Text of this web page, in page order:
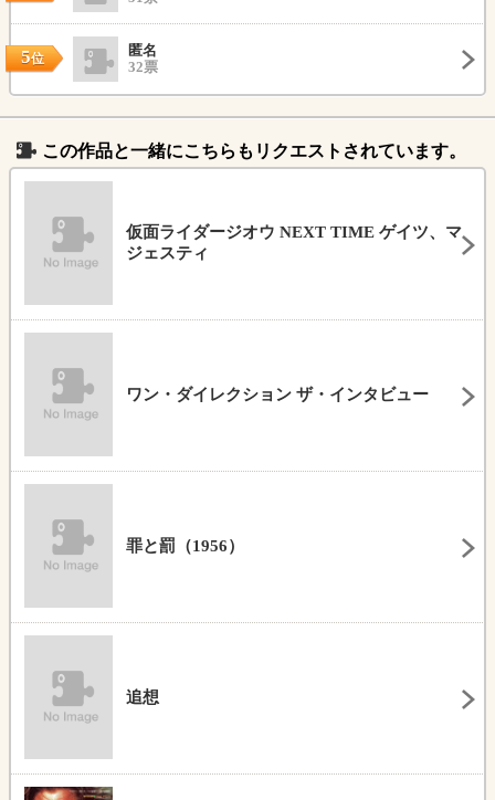
5位
匿名
32票
この作品と一緒にこちらもリクエストされています。
仮面ライダージオウ NEXT TIME ゲイツ、マ
ジェスティ
ワン・ダイレクション ザ・インタビュー
罪と罰（1956）
追想